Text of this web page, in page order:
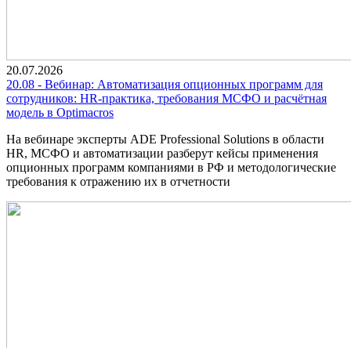
20.07.2026
20.08 - Вебинар: Автоматизация опционных программ для
сотрудников: HR-практика, требования МСФО и расчётная
модель в Optimacros
На вебинаре эксперты ADE Professional Solutions в области
HR, МСФО и автоматизации разберут кейсы применения
опционных программ компаниями в РФ и методологические
требования к отражению их в отчетности